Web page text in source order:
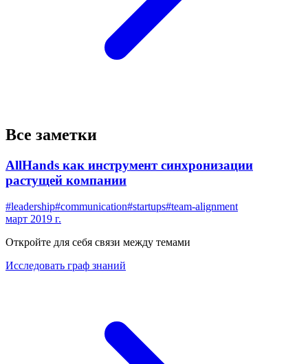
Все заметки
AllHands как инструмент синхронизации
растущей компании
#leadership#communication#startups#team-alignment
март 2019 г.
Откройте для себя связи между темами
Исследовать граф знаний